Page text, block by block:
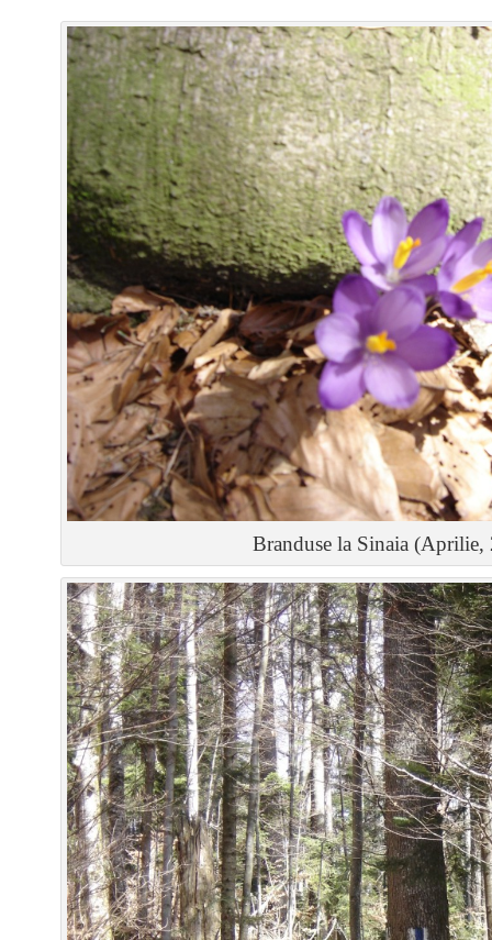
Branduse la Sinaia (Aprilie,